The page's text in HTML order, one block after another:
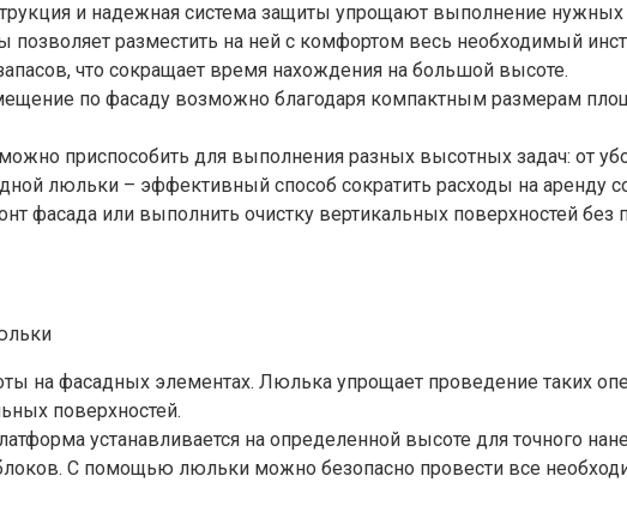
и надежная система защиты упрощают выполнение нужных
разместить на ней с комфортом весь необходимый
что сокращает время нахождения на большой высоте.
по фасаду возможно благодаря компактным размерам
приспособить для выполнения разных высотных задач: от
люльки – эффективный способ сократить расходы на аренду
фасада или выполнить очистку вертикальных поверхностей без
на фасадных элементах. Люлька упрощает проведение таких
поверхностей.
устанавливается на определенной высоте для точного
С помощью люльки можно безопасно провести все